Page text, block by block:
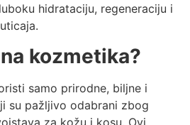
hidrataciju, regeneraciju i
kozmetika?
samo prirodne, biljne i
su pažljivo odabrani zbog
za kožu i kosu. Ovi